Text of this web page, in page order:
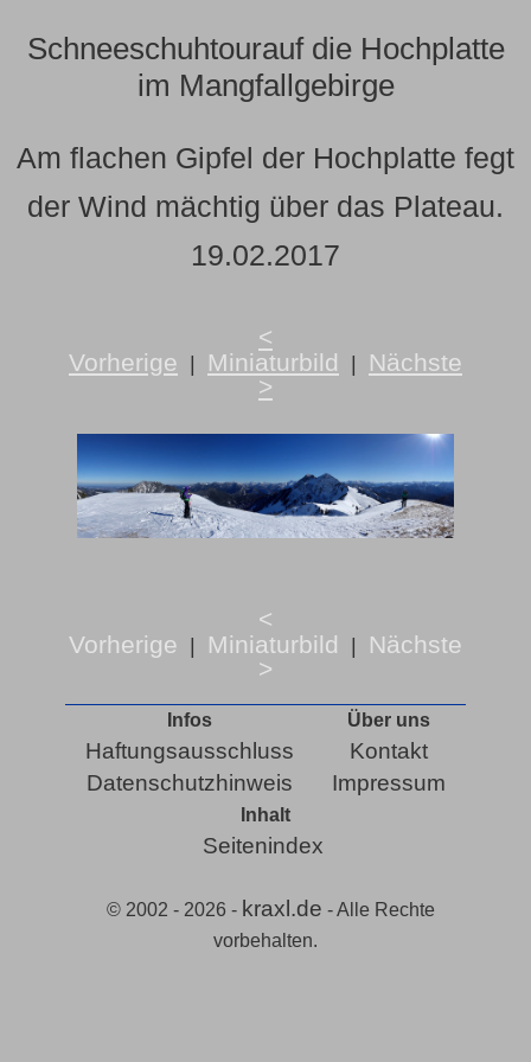
Schneeschuhtourauf die Hochplatte
im Mangfallgebirge
Am flachen Gipfel der Hochplatte fegt
der Wind mächtig über das Plateau.
19.02.2017
<
Vorherige
Miniaturbild
Nächste
>
<
Vorherige
Miniaturbild
Nächste
>
Infos
Haftungsausschluss
Datenschutzhinweis
Über uns
Kontakt
Impressum
Inhalt
Seitenindex
© 2002 - 2026 - kraxl.de - Alle Rechte
vorbehalten.